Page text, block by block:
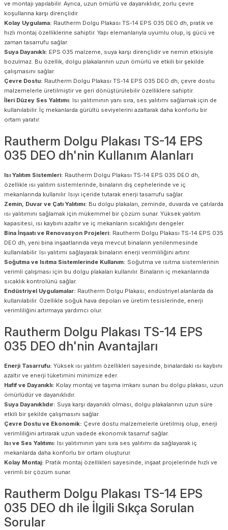
ve montajı yapılabilir. Ayrıca, uzun ömürlü ve dayanıklıdır, zorlu çevre
koşullarına karşı dirençlidir.
Kolay Uygulama: Rautherm Dolgu Plakası TS-14 EPS 035 DEO dh, pratik ve
hızlı montaj özelliklerine sahiptir. Yapı elemanlarıyla uyumlu olup, iş gücü ve
zaman tasarrufu sağlar.
Suya Dayanıklı: EPS 035 malzeme, suya karşı dirençlidir ve nemin etkisiyle
bozulmaz. Bu özellik, dolgu plakalarının uzun ömürlü ve etkili bir şekilde
çalışmasını sağlar.
Çevre Dostu: Rautherm Dolgu Plakası TS-14 EPS 035 DEO dh, çevre dostu
malzemelerle üretilmiştir ve geri dönüştürülebilir özelliklere sahiptir.
İleri Düzey Ses Yalıtımı: Isı yalıtımının yanı sıra, ses yalıtımı sağlamak için de
kullanılabilir. İç mekanlarda gürültü seviyelerini azaltarak daha konforlu bir
ortam yaratır.
Rautherm Dolgu Plakası TS-14 EPS
035 DEO dh'nin Kullanım Alanları
Isı Yalıtım Sistemleri: Rautherm Dolgu Plakası TS-14 EPS 035 DEO dh,
özellikle ısı yalıtım sistemlerinde, binaların dış cephelerinde ve iç
mekanlarında kullanılır. Isıyı içeride tutarak enerji tasarrufu sağlar.
Zemin, Duvar ve Çatı Yalıtımı: Bu dolgu plakaları, zeminde, duvarda ve çatılarda
ısı yalıtımını sağlamak için mükemmel bir çözüm sunar. Yüksek yalıtım
kapasitesi, ısı kaybını azaltır ve iç mekanların sıcaklığını dengeler.
Bina İnşaatı ve Renovasyon Projeleri: Rautherm Dolgu Plakası TS-14 EPS 035
DEO dh, yeni bina inşaatlarında veya mevcut binaların yenilenmesinde
kullanılabilir. Isı yalıtımı sağlayarak binaların enerji verimliliğini artırır.
Soğutma ve Isıtma Sistemlerinde Kullanım: Soğutma ve ısıtma sistemlerinin
verimli çalışması için bu dolgu plakaları kullanılır. Binaların iç mekanlarında
sıcaklık kontrolünü sağlar.
Endüstriyel Uygulamalar: Rautherm Dolgu Plakası, endüstriyel alanlarda da
kullanılabilir. Özellikle soğuk hava depoları ve üretim tesislerinde, enerji
verimliliğini artırmaya yardımcı olur.
Rautherm Dolgu Plakası TS-14 EPS
035 DEO dh'nin Avantajları
Enerji Tasarrufu: Yüksek ısı yalıtım özellikleri sayesinde, binalardaki ısı kaybını
azaltır ve enerji tüketimini minimize eder.
Hafif ve Dayanıklı: Kolay montaj ve taşıma imkanı sunan bu dolgu plakası, uzun
ömürlüdür ve dayanıklıdır.
Suya Dayanıklıdır: Suya karşı dayanıklı olması, dolgu plakalarının uzun süre
etkili bir şekilde çalışmasını sağlar.
Çevre Dostu ve Ekonomik: Çevre dostu malzemelerle üretilmiş olup, enerji
verimliliğini artırarak uzun vadede ekonomik tasarruf sağlar.
Isı ve Ses Yalıtımı: Isı yalıtımının yanı sıra ses yalıtımı da sağlayarak iç
mekanlarda daha konforlu bir ortam oluşturur.
Kolay Montaj: Pratik montaj özellikleri sayesinde, inşaat projelerinde hızlı ve
verimli bir çözüm sunar.
Rautherm Dolgu Plakası TS-14 EPS
035 DEO dh ile İlgili Sıkça Sorulan
Sorular